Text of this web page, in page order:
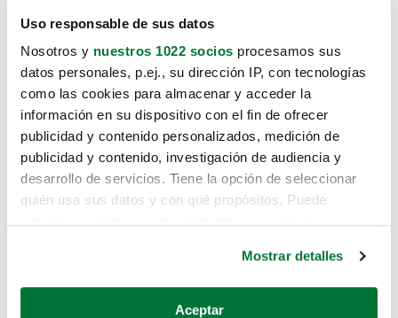
Uso responsable de sus datos
Nosotros y nuestros 1022 socios procesamos sus
datos personales, p.ej., su dirección IP, con tecnologías
como las cookies para almacenar y acceder la
información en su dispositivo con el fin de ofrecer
publicidad y contenido personalizados, medición de
publicidad y contenido, investigación de audiencia y
desarrollo de servicios. Tiene la opción de seleccionar
quién usa sus datos y con qué propósitos. Puede
Si lo permite, también quisiéramos:
Mostrar detalles
Aceptar
Lo sentimos, no sabemos como
te hemos traido hasta aquí.
Pero puedes encontrar el coche que estás
buscando en alguno de estos enlaces:
Coches de segunda mano